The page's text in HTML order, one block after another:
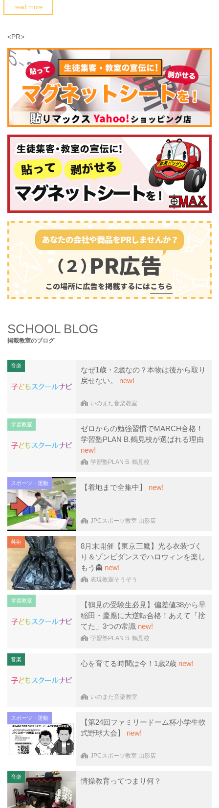
read more
<PR>
SCHOOL BLOG
掲載教室のブログ
音楽
なぜ1歳・2歳なの？本物は後から取り
戻せない。 new!
いのまた音楽教室
学習教室
ゼロからの勉強習慣でMARCH合格！
学習塾PLAN B.鶴見校が選ばれる理由
new!
学習塾PLAN B. 鶴見校
スポーツ・運動 【着地まで全集中】 new!
JPCスポーツ教室 山形店
芸術
8月末開催【東京三鷹】光る衣装づく
り＆ゾンビダンスでハロウィンを楽し
もう👻 new!
表現教室そうぞう
学習教室
【鶴見の受験生必見】偏差値38から早
稲田・慶應に大逆転合格！あえて「捨
てた」3つの常識 new!
学習塾PLAN B. 鶴見校
音楽 心を育てる時間は今！1歳2歳 new!
いのまた音楽教室
スポーツ・運動
【第24回ファミリードーム杯小学生軟
式野球大会】 new!
JPCスポーツ教室 山形店
音楽 情操教育ってつまり何？